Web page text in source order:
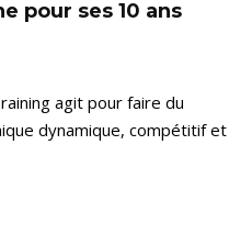
pour ses 10 ans
agit pour faire du
dynamique, compétitif et